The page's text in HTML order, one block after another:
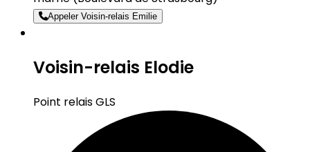
Appeler Voisin-relais Emilie
Voisin-relais Elodie
Point relais GLS